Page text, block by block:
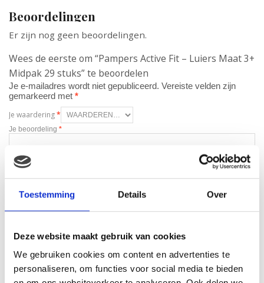
Toestemming Details Over
Deze website maakt gebruik van cookies
We gebruiken cookies om content en advertenties te
personaliseren, om functies voor social media te bieden
Beoordelingen
Er zijn nog geen beoordelingen.
Wees de eerste om “Pampers Active Fit – Luiers Maat 3+
Midpak 29 stuks” te beoordelen
Je e-mailadres wordt niet gepubliceerd. Vereiste velden zijn
gemarkeerd met *
Je waardering*
Je beoordeling *
Naam *